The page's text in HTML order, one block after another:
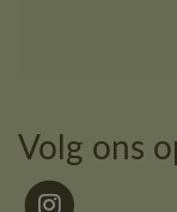
Volg ons